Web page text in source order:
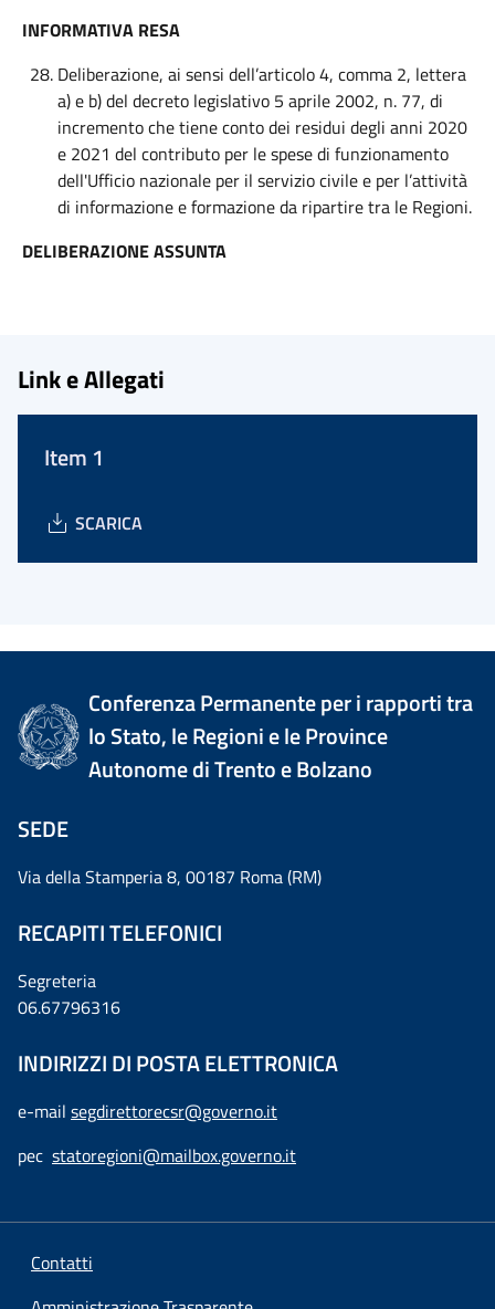
INFORMATIVA RESA
Deliberazione, ai sensi dell’articolo 4, comma 2, lettera
a) e b) del decreto legislativo 5 aprile 2002, n. 77, di
incremento che tiene conto dei residui degli anni 2020
e 2021 del contributo per le spese di funzionamento
dell'Ufficio nazionale per il servizio civile e per l’attività
di informazione e formazione da ripartire tra le Regioni.
DELIBERAZIONE ASSUNTA
Link e Allegati
Item 1
SCARICA
Conferenza Permanente per i rapporti tra
lo Stato, le Regioni e le Province
Autonome di Trento e Bolzano
SEDE
Via della Stamperia 8, 00187 Roma (RM)
RECAPITI TELEFONICI
Segreteria
06.67796316
INDIRIZZI DI POSTA ELETTRONICA
e-mail segdirettorecsr@governo.it
pec statoregioni@mailbox.governo.it
Contatti